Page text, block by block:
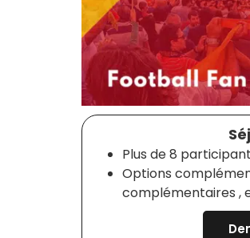
Plus de 8
Options
complémentaires ,